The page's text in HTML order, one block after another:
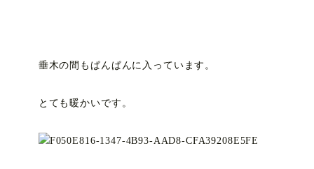
垂木の間もぱんぱんに入っています。
とても暖かいです。